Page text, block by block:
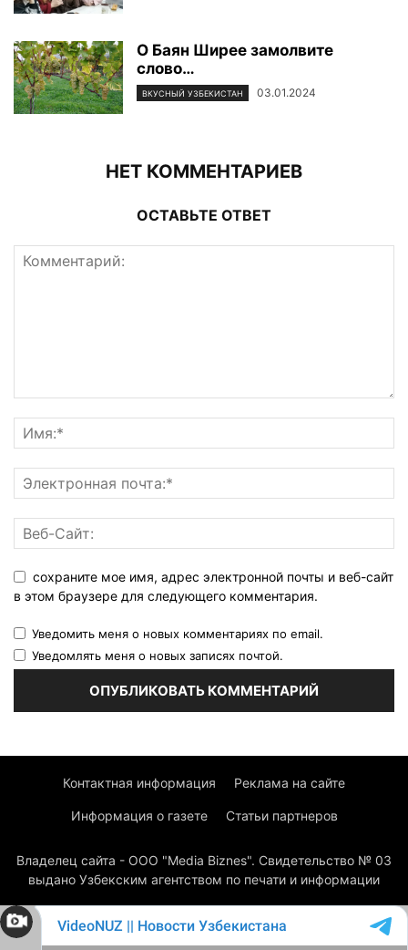
О Баян Ширее замолвите
слово…
ВКУСНЫЙ УЗБЕКИСТАН 03.01.2024
НЕТ КОММЕНТАРИЕВ
ОСТАВЬТЕ ОТВЕТ
сохраните мое имя, адрес электронной почты и веб-сайт
в этом браузере для следующего комментария.
Уведомить меня о новых комментариях по email.
Уведомлять меня о новых записях почтой.
Контактная информация Реклама на сайте
Информация о газете Статьи партнеров
Владелец сайта - ООО "Media Biznes". Свидетельство № 03
выдано Узбекским агентством по печати и информации